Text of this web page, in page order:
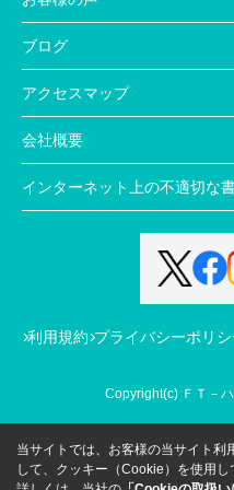
ブログ
アクセスマップ
会社概要
インターネット上の不適切な
利用規約 プライバシーポリシ
Copyright(c) ＦＴ－
当サイトでは、お客様の当サイト利
して、クッキー（Cookie）を使用し